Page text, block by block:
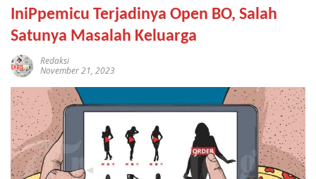
IniPpemicu Terjadinya Open BO, Salah
Satunya Masalah Keluarga
Redaksi
November 21, 2023